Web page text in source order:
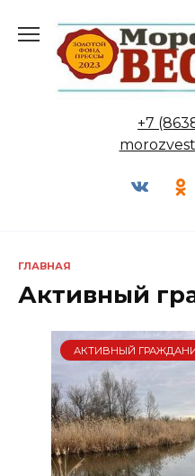
содержанию
+7
ГЛАВНАЯ
Активный
АКТИВНЫЙ